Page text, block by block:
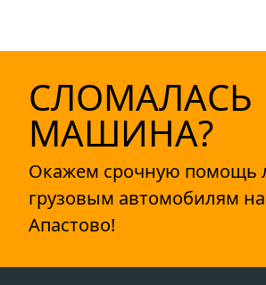
СЛОМАЛАСЬ
МАШИНА?
Окажем срочную помощь
грузовым автомобилям
Апастово!